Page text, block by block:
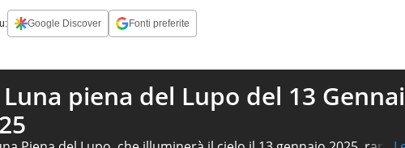
Google Discover Fonti preferite
Luna piena del Lupo del 13